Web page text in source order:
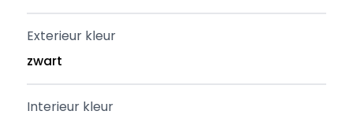
Exterieur kleur
zwart
Interieur kleur